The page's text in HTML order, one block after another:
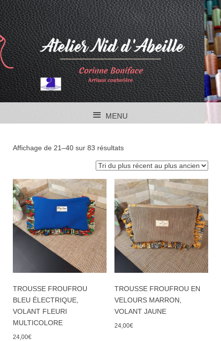
MENU
Affichage de 21–40 sur 83 résultats
TROUSSE FROUFROU
BLEU ÉLECTRIQUE,
VOLANT FLEURI
MULTICOLORE
24,00€
TROUSSE FROUFROU EN
VELOURS MARRON,
VOLANT JAUNE
24,00€